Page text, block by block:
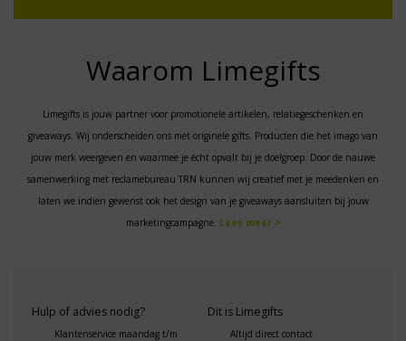
Waarom Limegifts
Limegifts is jouw partner voor promotionele artikelen, relatiegeschenken en
giveaways. Wij onderscheiden ons met originele gifts. Producten die het imago van
jouw merk weergeven en waarmee je écht opvalt bij je doelgroep. Door de nauwe
samenwerking met reclamebureau TRN kunnen wij creatief met je meedenken en
laten we indien gewenst ook het design van je giveaways aansluiten bij jouw
marketingcampagne. Lees meer >
Hulp of advies nodig?
Klantenservice maandag t/m
Dit is Limegifts
Altijd direct contact